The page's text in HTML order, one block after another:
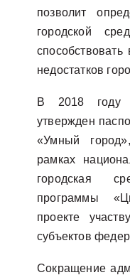
позволит
городской
недостатков
В 2018 году
утвержден
«Умный
рамках
городская
программы
проекте
субъектов
Сокращение